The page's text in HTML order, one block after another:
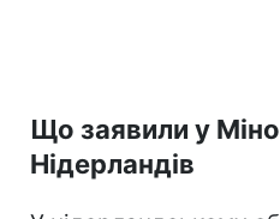
Що заявили у
Нідерландів